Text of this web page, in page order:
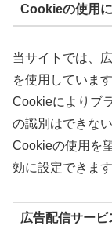
Cookieの使用
当サイトでは、
を使用しています
Cookieによりブ
の識別はできな
Cookieの使用を
効に設定できます
広告配信サービ